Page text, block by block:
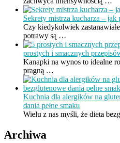
Sekrety mistrza kucharza –
Czy kiedykolwiek
potrawy są …
prostych i smacznych
Kanapki na wynos to idealne
pragną …
Kuchnia dla alergików na
dania pełne smaku
Wielu z nas myśli, że dieta
Archiwa